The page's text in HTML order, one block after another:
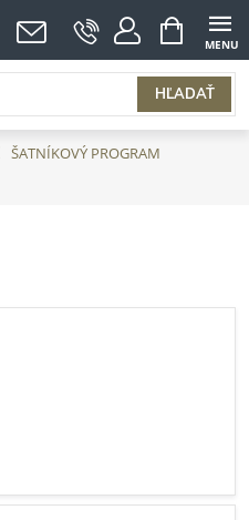
HĽADAŤ
NÁKUPNÝ
KOŠÍK
ŠATNÍKOVÝ PROGRAM